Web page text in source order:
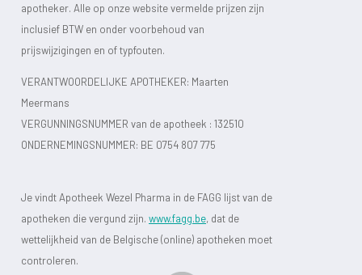
apotheker. Alle op onze website vermelde prijzen zijn
inclusief BTW en onder voorbehoud van
prijswijzigingen en of typfouten.
VERANTWOORDELIJKE APOTHEKER: Maarten
Meermans
VERGUNNINGSNUMMER van de apotheek : 132510
ONDERNEMINGSNUMMER: BE 0754 807 775
Je vindt Apotheek Wezel Pharma in de FAGG lijst van de
apotheken die vergund zijn. www.fagg.be, dat de
wettelijkheid van de Belgische (online) apotheken moet
controleren.